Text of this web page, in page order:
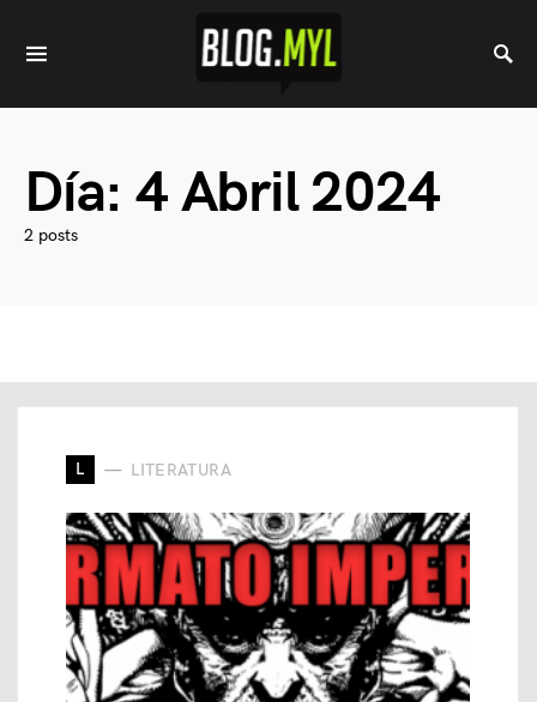
Día: 4 Abril 2024
2 posts
L LITERATURA